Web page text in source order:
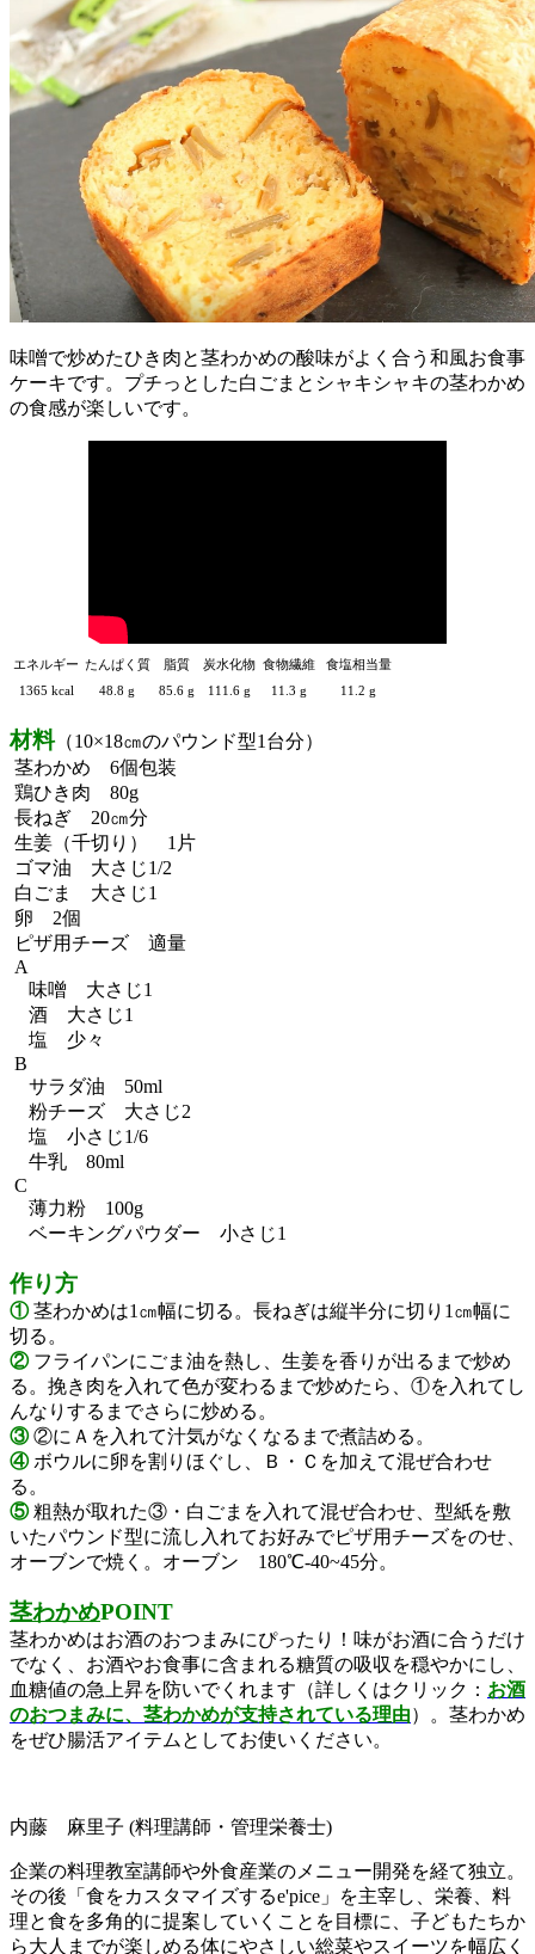
味噌で炒めたひき肉と茎わかめの酸味がよく合う和風お食事
ケーキです。プチっとした白ごまとシャキシャキの茎わかめ
の食感が楽しいです。
エネルギー たんぱく質 脂質 炭水化物 食物繊維
食塩相当量
1365 kcal
48.8 g 85.6 g 111.6 g 11.3 g 11.2 g
材料（10×18㎝のパウンド型1台分）
茎わかめ 6個包装
鶏ひき肉 80g
長ねぎ 20㎝分
生姜（千切り） 1片
ゴマ油 大さじ1/2
白ごま 大さじ1
卵 2個
ピザ用チーズ 適量
A
味噌 大さじ1
酒 大さじ1
塩 少々
B
サラダ油 50ml
粉チーズ 大さじ2
塩 小さじ1/6
牛乳 80ml
C
薄力粉 100g
ベーキングパウダー 小さじ1
作り方
① 茎わかめは1㎝幅に切る。長ねぎは縦半分に切り1㎝幅に
切る。
② フライパンにごま油を熱し、生姜を香りが出るまで炒め
る。挽き肉を入れて色が変わるまで炒めたら、①を入れてし
んなりするまでさらに炒める。
③②にＡを入れて汁気がなくなるまで煮詰める。
④ボウルに卵を割りほぐし、Ｂ・Ｃを加えて混ぜ合わせ
る。
⑤粗熱が取れた③・白ごまを入れて混ぜ合わせ、型紙を敷
いたパウンド型に流し入れてお好みでピザ用チーズをのせ、
オーブンで焼く。オーブン 180℃-40~45分。
茎わかめPOINT
茎わかめはお酒のおつまみにぴったり！味がお酒に合うだけ
でなく、 お酒やお食事に含まれる糖質の吸収を穏やかにし、
血糖値の急上昇を防いでくれます （詳しくはクリック： お酒
のおつまみに、茎わかめが支持されている理由）。茎わかめ
をぜひ腸活アイテムとしてお使いください。
内藤 麻里子 (料理講師・管理栄養士)
企業の料理教室講師や外食産業のメニュー開発を経て独立。
その後「食をカスタマイズするe'pice 」を主宰し、栄養、料
理と食を多角的に提案していくことを目標に、子どもたちか
ら大人までが楽しめる体にやさしい総菜やスイーツを幅広く